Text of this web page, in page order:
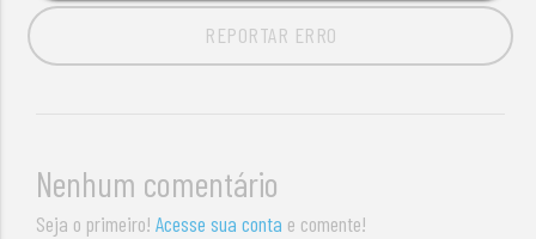
REPORTAR ERRO
Nenhum comentário
Seja o primeiro!Acesse sua conta e comente!